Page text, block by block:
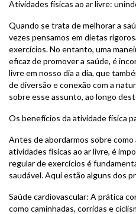
Atividades físicas ao ar livre:
Quando se trata de melhorar a
vezes pensamos em dietas
exercícios. No entanto, uma
eficaz de promover a saúde, é
livre em nosso dia a dia, que
de diversão e conexão com a
sobre esse assunto, ao longo
Os benefícios da atividade física
Antes de abordarmos sobre como
atividades físicas ao ar livre, é
regular de exercícios é
saudável. Aqui estão alguns dos
Saúde cardiovascular: A prática
como caminhadas, corridas e